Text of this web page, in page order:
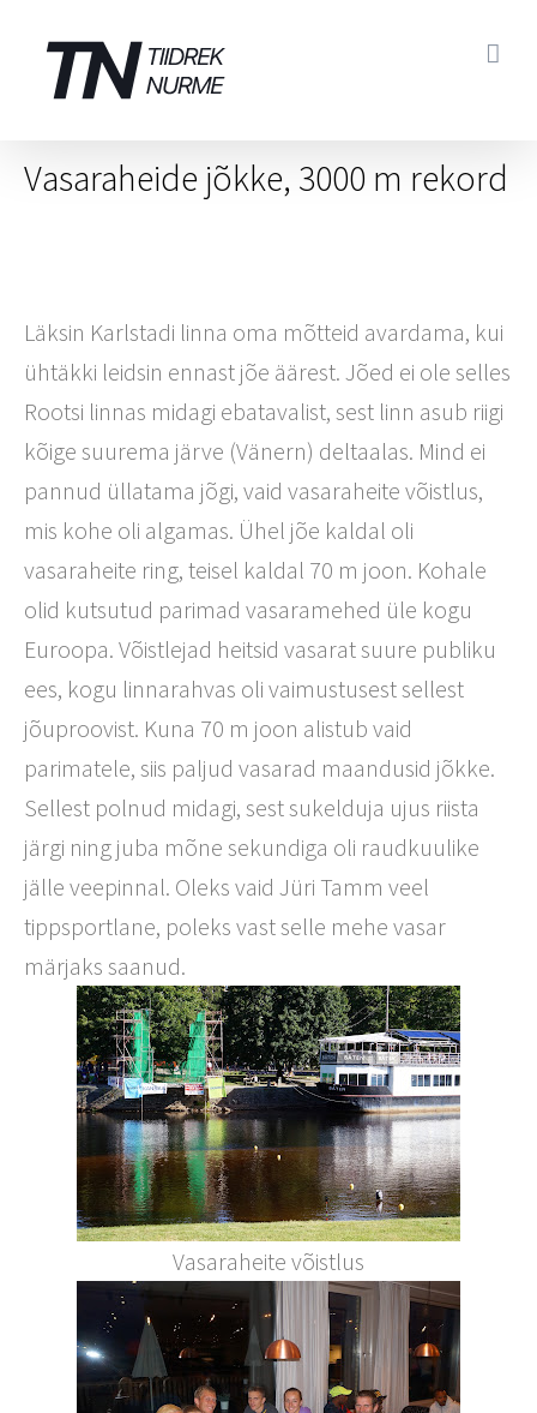
content
Vasaraheide jõkke, 3000 m rekord
Läksin Karlstadi linna oma mõtteid avardama, kui
ühtäkki leidsin ennast jõe äärest. Jõed ei ole selles
Rootsi linnas midagi ebatavalist, sest linn asub riigi
kõige suurema järve (Vänern) deltaalas. Mind ei
pannud üllatama jõgi, vaid vasaraheite võistlus,
mis kohe oli algamas. Ühel jõe kaldal oli
vasaraheite ring, teisel kaldal 70 m joon. Kohale
olid kutsutud parimad vasaramehed üle kogu
Euroopa. Võistlejad heitsid vasarat suure publiku
ees, kogu linnarahvas oli vaimustusest sellest
jõuproovist. Kuna 70 m joon alistub vaid
parimatele, siis paljud vasarad maandusid jõkke.
Sellest polnud midagi, sest sukelduja ujus riista
järgi ning juba mõne sekundiga oli raudkuulike
jälle veepinnal. Oleks vaid Jüri Tamm veel
tippsportlane, poleks vast selle mehe vasar
märjaks saanud.
Vasaraheite võistlus